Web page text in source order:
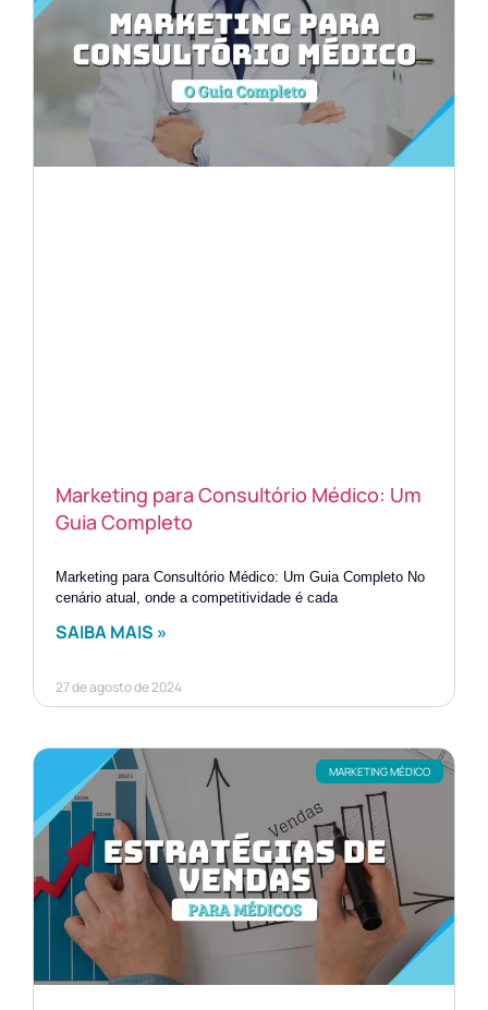
Marketing para Consultório Médico: Um
Guia Completo
Marketing para Consultório Médico: Um Guia Completo No
cenário atual, onde a competitividade é cada
SAIBA MAIS »
27 de agosto de 2024
MARKETING MÉDICO